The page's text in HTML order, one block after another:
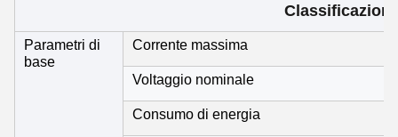
Parametri di
base
Corrente massima
Voltaggio nominale
Consumo di energia